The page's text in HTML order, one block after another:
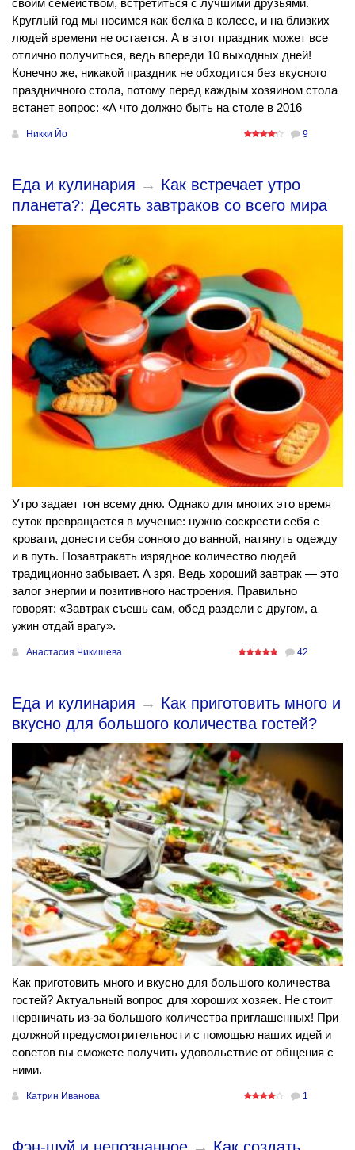
своим семейством, встретиться с лучшими друзьями.
Круглый год мы носимся как белка в колесе, и на близких
людей времени не остается. А в этот праздник может все
отлично получиться, ведь впереди 10 выходных дней!
Конечно же, никакой праздник не обходится без вкусного
праздничного стола, потому перед каждым хозяином стола
встанет вопрос: «А что должно быть на столе в 2016
Никки Йо 9
Еда и кулинария → Как встречает утро
планета?: Десять завтраков со всего мира
Утро задает тон всему дню. Однако для многих это время
суток превращается в мучение: нужно соскрести себя с
кровати, донести себя сонного до ванной, натянуть одежду
и в путь. Позавтракать изрядное количество людей
традиционно забывает. А зря. Ведь хороший завтрак — это
залог энергии и позитивного настроения. Правильно
говорят: «Завтрак съешь сам, обед раздели с другом, а
ужин отдай врагу».
Анастасия Чикишева 42
Еда и кулинария → Как приготовить много и
вкусно для большого количества гостей?
Как приготовить много и вкусно для большого количества
гостей? Актуальный вопрос для хороших хозяек. Не стоит
нервничать из-за большого количества приглашенных! При
должной предусмотрительности с помощью наших идей и
советов вы сможете получить удовольствие от общения с
ними.
Катрин Иванова 1